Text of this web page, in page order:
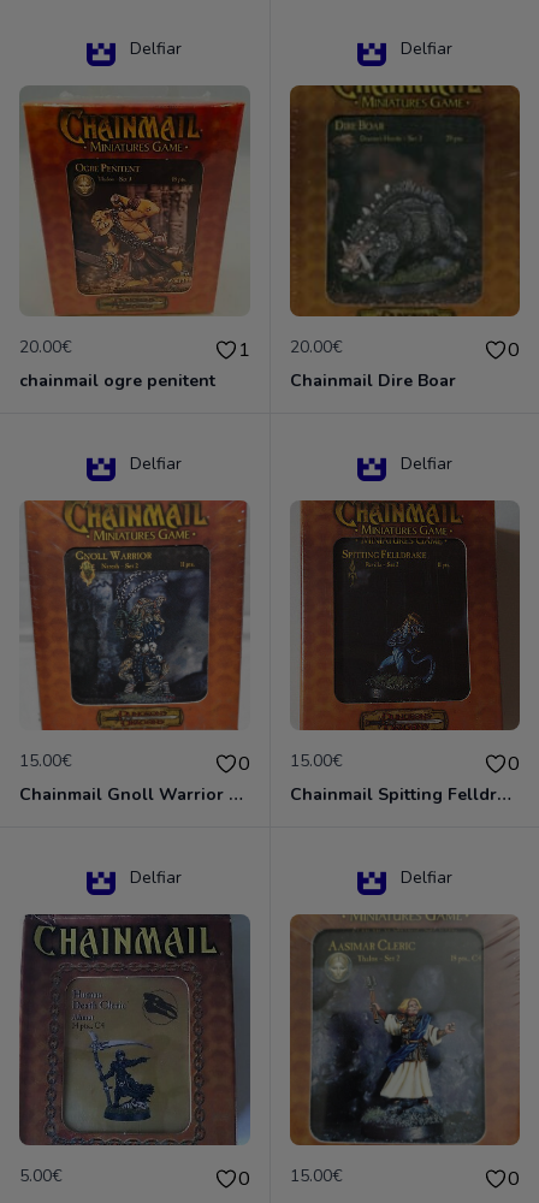
Delfiar
20.00€ 1
chainmail ogre penitent
Delfiar
20.00€ 0
Chainmail Dire Boar
Delfiar
15.00€ 0
Chainmail Gnoll Warrior Dungeons & Dragons
Delfiar
15.00€ 0
Chainmail Spitting Felldrake
Delfiar
5.00€ 0
Delfiar
15.00€ 0